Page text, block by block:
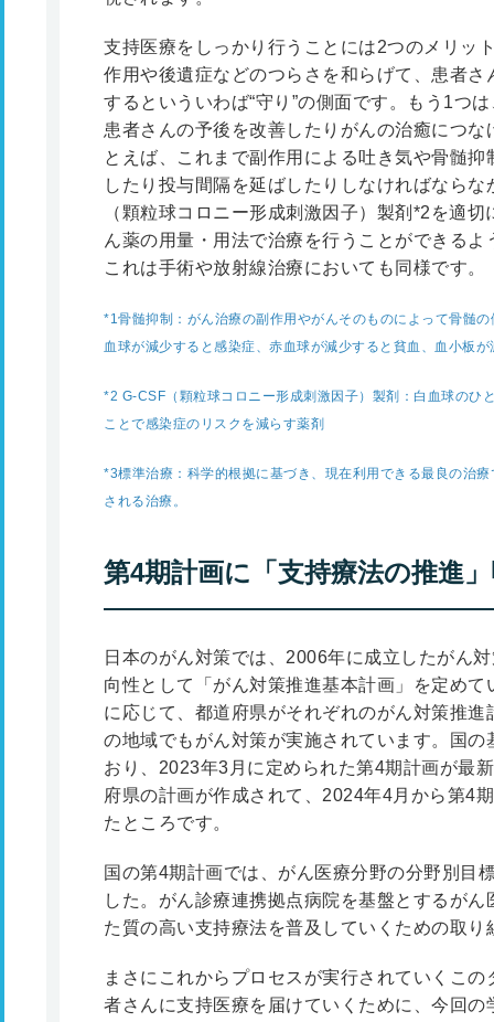
支持医療をしっかり行うことには2つのメリッ
作用や後遺症などのつらさを和らげて、患者
するといういわば“守り”の側面です。もう1つ
患者さんの予後を改善したりがんの治癒につな
とえば、これまで副作用による吐き気や骨髄抑
したり投与間隔を延ばしたりしなければなら
（顆粒球コロニー形成刺激因子）製剤 *2 を適切
ん薬の用量・用法で治療を行うことができる
これは手術や放射線治療においても同様です。
*1骨髄抑制：がん治療の副作用やがんそのものによって骨髄
血球が減少すると感染症、赤血球が減少すると貧血、血小板
*2 G-CSF（顆粒球コロニー形成刺激因子）製剤：白血球のひ
ことで感染症のリスクを減らす薬剤
*3標準治療：科学的根拠に基づき、現在利用できる最良の治
される治療。
第4期計画に「支持療法の推進
日本のがん対策では、2006年に成立したがん
向性として「がん対策推進基本計画」を定め
に応じて、都道府県がそれぞれのがん対策推
の地域でもがん対策が実施されています。国
おり、2023年3月に定められた第4期計画が最
府県の計画が作成されて、2024年4月から第4
たところです。
国の第4期計画では、がん医療分野の分野別目
した。がん診療連携拠点病院を基盤とするが
た質の高い支持療法を普及していくための取
まさにこれからプロセスが実行されていくこ
者さんに支持医療を届けていくために、今回